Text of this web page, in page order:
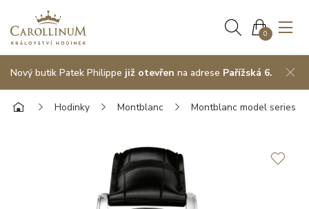
0
Nový butik Patek Philippe již otevřen na adrese Pařížská 6.
Hodinky Montblanc Montblanc model series